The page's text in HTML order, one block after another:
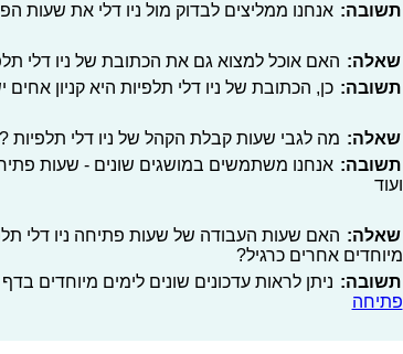
תשובה: אנחנו ממליצים לבדוק מול ניו דלי את שעות
שאלה: האם אוכל למצוא גם את הכתובת של ניו דלי
תשובה: כן, הכתובת של ניו דלי תלפיות היא קניון אחים
שאלה: מה לגבי שעות קבלת הקהל של ניו דלי תלפיות ?
תשובה: אנחנו משתמשים במושגים שונים - שעות
ועוד
שאלה: האם שעות העבודה של שעות פתיחה ניו דלי
מיוחדים אחרים כרגיל?
תשובה: ניתן לראות עדכונים שונים לימים מיוחדים
פתיחה